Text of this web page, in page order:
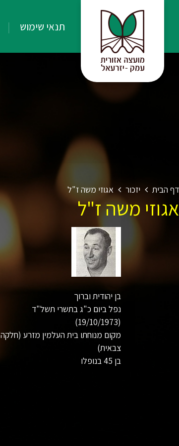
תנאי שימוש
דף הבית יזכור אגוזי משה ז"ל
אגוזי משה ז"ל
בן יהודית וברוך
נפל ביום כ"ג בתשרי תשל"ד
(19/10/1973)
מקום מנוחתו בית העלמין מזרע (חלקה
צבאית)
בן 45 בנופלו